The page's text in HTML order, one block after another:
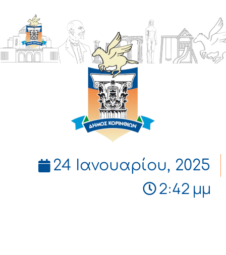
ΔΗΜΟΣ
ΚΟΡΙΝΘΙΩΝ
24 Ιανουαρίου, 2025
2:42 μμ